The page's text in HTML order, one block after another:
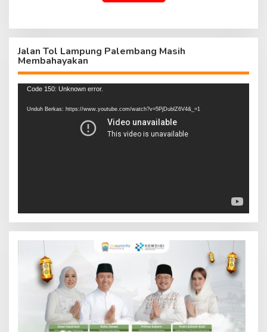
Jalan Tol Lampung Palembang Masih
Membahayakan
Pemutar
Code 150: Unknown error.
Unduh Berkas: https://www.youtube.com/watch?v=5PjDublZ6V4&_=1